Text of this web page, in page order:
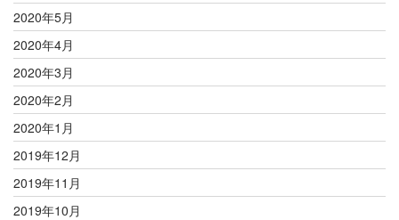
2020年5月
2020年4月
2020年3月
2020年2月
2020年1月
2019年12月
2019年11月
2019年10月